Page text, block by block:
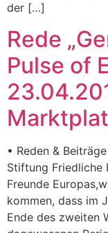
der […]
Rede
Pulse of
• Reden &
Stiftung Friedliche
Freunde
kommen, dass im
Ende des zweiten